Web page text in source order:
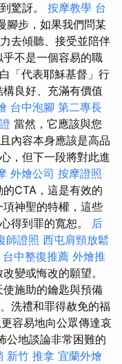
驚訝。 按摩教學 台
腳步，如果我們問某
去傾聽、接受並陪伴
乎不是一個容易的職
「代表耶穌基督」行
良好、充滿有價值
台中泡腳 第二專長
當然，它應該與您
內容本身應該是高品
，但下一段將對此進
外燴公司 按摩證照
CTA，這是有效的
神聖的特權，這些
得到罪的寬恕。 后
師證照 西屯肩頸放鬆
台中整復推薦 外燴推
變或悔改的願望。
施助的鑰匙與預備
洗禮和罪得赦免的福
容易地向公眾傳達哀
公地談論非常困難的
新竹 推拿 宜蘭外燴